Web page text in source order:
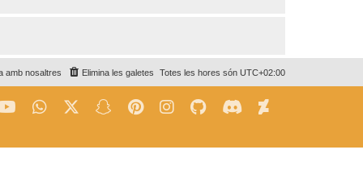
Totes les hores són UTC+02:00
Elimina les galetes
amb nosaltres